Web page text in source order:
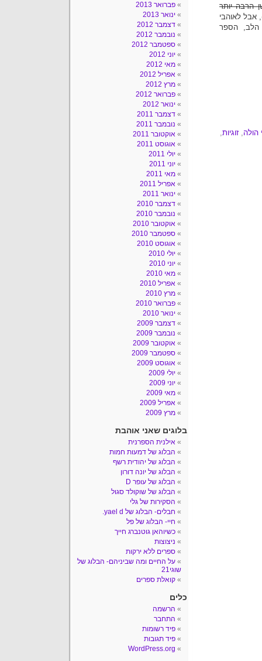
הרבה יותר
אבל לאוהבי
הלב, הספר
הולה,זוגיות,
פברואר 2013
ינואר 2013
דצמבר 2012
נובמבר 2012
ספטמבר 2012
יוני 2012
מאי 2012
אפריל 2012
מרץ 2012
פברואר 2012
ינואר 2012
דצמבר 2011
נובמבר 2011
אוקטובר 2011
אוגוסט 2011
יולי 2011
יוני 2011
מאי 2011
אפריל 2011
ינואר 2011
דצמבר 2010
נובמבר 2010
אוקטובר 2010
ספטמבר 2010
אוגוסט 2010
יולי 2010
יוני 2010
מאי 2010
אפריל 2010
מרץ 2010
פברואר 2010
ינואר 2010
דצמבר 2009
נובמבר 2009
אוקטובר 2009
ספטמבר 2009
אוגוסט 2009
יולי 2009
יוני 2009
מאי 2009
אפריל 2009
מרץ 2009
בלוגים שאני אוהבת
אילנית הספרנית
הבלוג של דמעות חמות
הבלוג של יהודית רשף
הבלוג של יונה דורון
הבלוג של עופר D
הבלוג של שוקולד סגול
הסקירות של גלי
חבלים- הבלוג של yael d.
חיי- הבלוג של פל
כשיוהאן גוטנברג חייך
ניצוצות
ספרים ללא ירקות
על החיים ומה שביניהם- הבלוג של
שוגי21
קואלת ספרים
כלים
הרשמה
התחבר
פיד רשומות
פיד תגובות
WordPress.org